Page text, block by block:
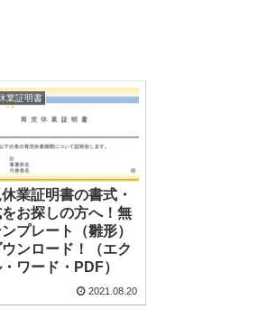
業証明書
業証明書の書式・
お探しの方へ！無
プレート（雛形）
ンロード！（エク
ワード・PDF）
2021.08.20